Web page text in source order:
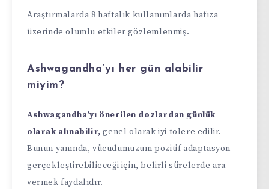
Araştırmalarda 8 haftalık kullanımlarda hafıza
üzerinde olumlu etkiler gözlemlenmiş.
Ashwagandha’yı her gün alabilir
miyim?
Ashwagandha’yı önerilen dozlardan günlük
olarak alınabilir,genel olarak iyi tolere edilir.
Bunun yanında, vücudumuzum pozitif adaptasyon
gerçekleştirebilieceği için, belirli sürelerde ara
vermek faydalıdır.